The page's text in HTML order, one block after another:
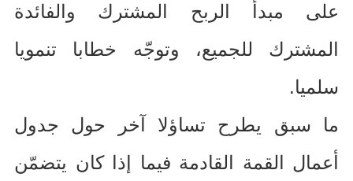
على مبدأ الربح المشترك والفائدة
المشترك للجميع، وتوجّه خطابا تنمويا
سلميا.
ما سبق يطرح تساؤلا آخر حول جدول
أعمال القمة القادمة فيما إذا كان يتضمّن